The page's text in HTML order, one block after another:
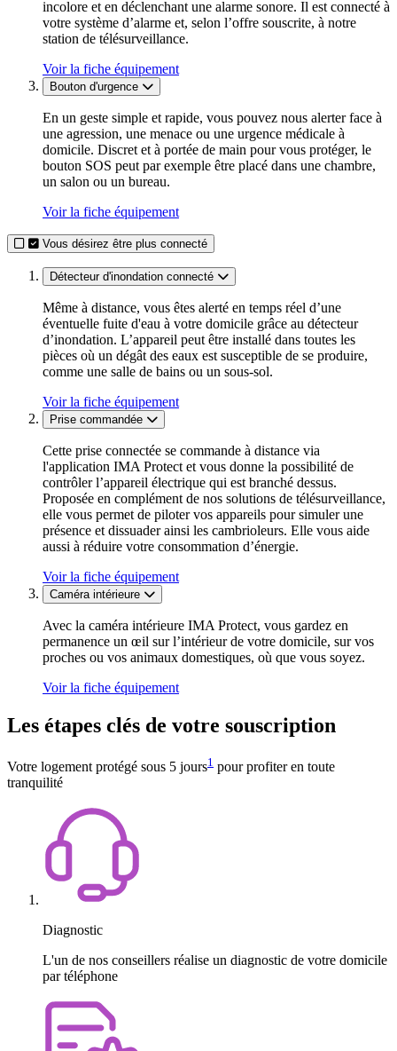
incolore et en déclenchant une alarme sonore. Il est connecté à
votre système d’alarme et, selon l’offre souscrite, à notre
station de télésurveillance.
Voir la fiche équipement
Bouton d'urgence
En un geste simple et rapide, vous pouvez nous alerter face à
une agression, une menace ou une urgence médicale à
domicile. Discret et à portée de main pour vous protéger, le
bouton SOS peut par exemple être placé dans une chambre,
un salon ou un bureau.
Voir la fiche équipement
Vous désirez être plus connecté
Détecteur d'inondation connecté
Même à distance, vous êtes alerté en temps réel d’une
éventuelle fuite d'eau à votre domicile grâce au détecteur
d’inondation. L’appareil peut être installé dans toutes les
pièces où un dégât des eaux est susceptible de se produire,
comme une salle de bains ou un sous-sol.
Voir la fiche équipement
Prise commandée
Cette prise connectée se commande à distance via
l'application IMA Protect et vous donne la possibilité de
contrôler l’appareil électrique qui est branché dessus.
Proposée en complément de nos solutions de télésurveillance,
elle vous permet de piloter vos appareils pour simuler une
présence et dissuader ainsi les cambrioleurs. Elle vous aide
aussi à réduire votre consommation d’énergie.
Voir la fiche équipement
Caméra intérieure
Avec la caméra intérieure IMA Protect, vous gardez en
permanence un œil sur l’intérieur de votre domicile, sur vos
proches ou vos animaux domestiques, où que vous soyez.
Voir la fiche équipement
Les étapes clés de votre souscription
Votre logement protégé sous 5 jours1 pour profiter en toute
tranquilité
Diagnostic
L'un de nos conseillers réalise un diagnostic de votre domicile
par téléphone